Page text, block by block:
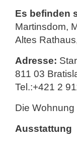
Es befinden
Martinsdom,
Altes
Adresse:
811 03
Tel.:+421 2
Die
Ausstattung